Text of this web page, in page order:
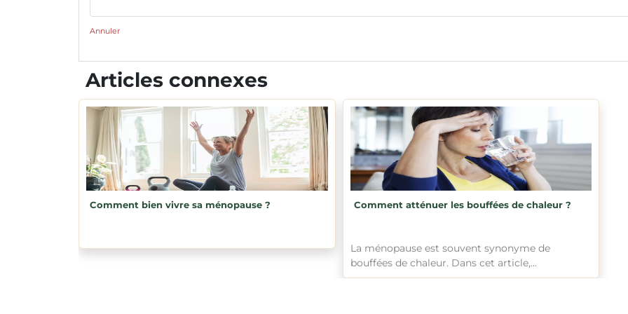
Annuler
Articles connexes
Comment bien vivre sa ménopause ? Comment atténuer les bouffées de chaleur ?
La ménopause est souvent synonyme de
bouffées de chaleur. Dans cet article,...